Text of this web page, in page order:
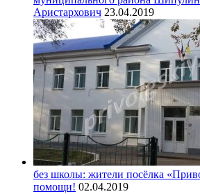
Аристархович 23.04.2019
без школы: жители посёлка
помощи! 02.04.2019